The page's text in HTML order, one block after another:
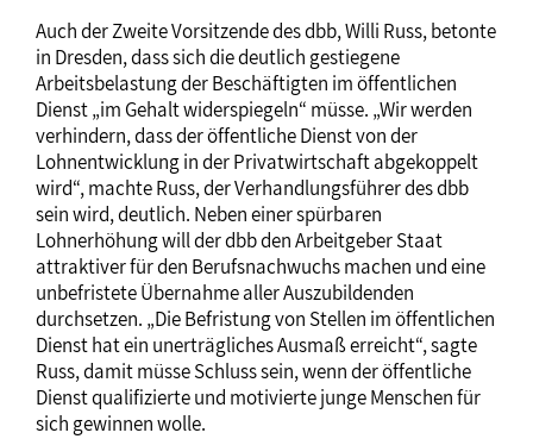
Auch der Zweite Vorsitzende des dbb, Willi Russ, betonte
in Dresden, dass sich die deutlich gestiegene
Arbeitsbelastung der Beschäftigten im öffentlichen
Dienst „im Gehalt widerspiegeln“ müsse. „Wir werden
verhindern, dass der öffentliche Dienst von der
Lohnentwicklung in der Privatwirtschaft abgekoppelt
wird“, machte Russ, der Verhandlungsführer des dbb
sein wird, deutlich. Neben einer spürbaren
Lohnerhöhung will der dbb den Arbeitgeber Staat
attraktiver für den Berufsnachwuchs machen und eine
unbefristete Übernahme aller Auszubildenden
durchsetzen. „Die Befristung von Stellen im öffentlichen
Dienst hat ein unerträgliches Ausmaß erreicht“, sagte
Russ, damit müsse Schluss sein, wenn der öffentliche
Dienst qualifizierte und motivierte junge Menschen für
sich gewinnen wolle.